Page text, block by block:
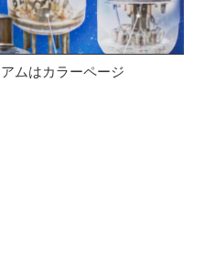
ムはカラーページ